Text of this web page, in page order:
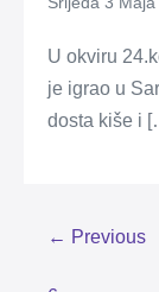
U okviru
je igrao u
dosta kiše i
← Previous